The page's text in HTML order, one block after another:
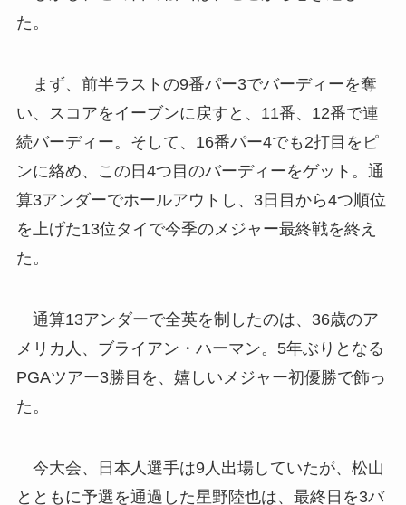
た。
まず、前半ラストの9番パー3でバーディーを奪
い、スコアをイーブンに戻すと、11番、12番で連
続バーディー。そして、16番パー4でも2打目をピ
ンに絡め、この日4つ目のバーディーをゲット。通
算3アンダーでホールアウトし、3日目から4つ順位
を上げた13位タイで今季のメジャー最終戦を終え
た。
通算13アンダーで全英を制したのは、36歳のア
メリカ人、ブライアン・ハーマン。5年ぶりとなる
PGAツアー3勝目を、嬉しいメジャー初優勝で飾っ
た。
今大会、日本人選手は9人出場していたが、松山
とともに予選を通過した星野陸也は、最終日を3バ